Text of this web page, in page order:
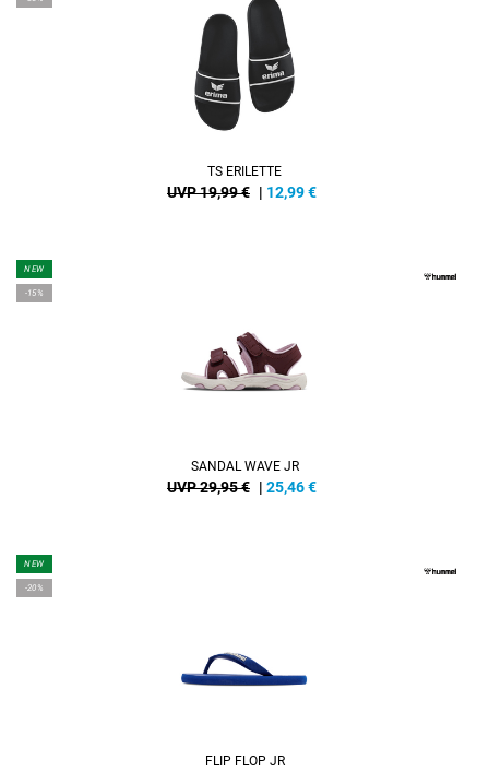
TS ERILETTE
UVP 19,99 € | 12,99€
NEW
-15%
SANDAL WAVE JR
UVP 29,95 € | 25,46€
NEW
-20%
FLIP FLOP JR